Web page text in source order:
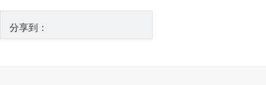
分享到：